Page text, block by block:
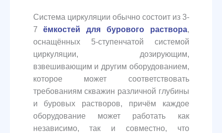
Система циркуляции обычно состоит из 3-
7ёмкостей для бурового раствора,
оснащённых 5-ступенчатой системой
циркуляции, дозирующим,
взвешивающим и другим оборудованием,
которое может соответствовать
требованиям скважин различной глубины
и буровых растворов, причём каждое
оборудование может работать как
независимо, так и совместно, что